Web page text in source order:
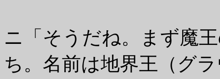
ニ「そうだね。まず魔
ち。名前は地界王（グ